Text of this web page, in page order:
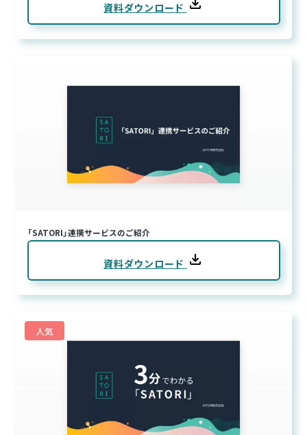
資料ダウンロード
「SATORI」連携サービスのご紹介
資料ダウンロード
人気